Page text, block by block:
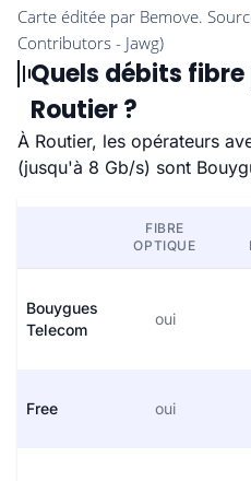
Quels débits
Routier ?
À Routier, les opérateurs
(jusqu'à 8 Gb/s) sont
FIBRE
OPTIQUE
Bouygues
Telecom
oui
Free oui